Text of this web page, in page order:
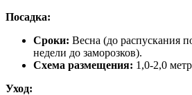
Посадка:
Сроки: Весна (до распускания
недели до заморозков).
Схема размещения: 1,0-2,0
Уход: